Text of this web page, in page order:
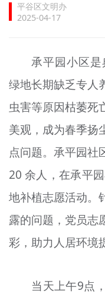
文明实践
未成年人思想道德
榜样人物
身边好人
文明评论
北京宣传文化引导
专题
平谷区文明办
2025-04-17
承平园小区
绿地长期缺乏专人
虫害等原因枯萎死
美观，成为春季扬
点问题。承平园社
20 余人，在承平
地补植志愿活动。
露的问题，党员志
彩，助力人居环境
当天上午9点